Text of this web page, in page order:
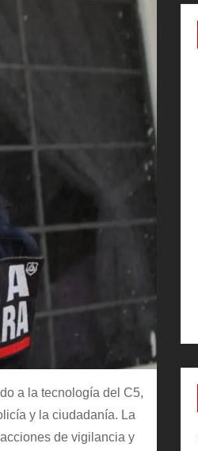
a la tecnología del C5,
y la ciudadanía. La
de vigilancia y